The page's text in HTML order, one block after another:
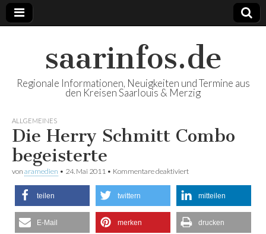
saarinfos.de
Regionale Informationen, Neuigkeiten und Termine aus
den Kreisen Saarlouis & Merzig
ALLGEMEINES
Die Herry Schmitt Combo
begeisterte
von aramedien • 24. Mai 2011 • Kommentare deaktiviert
teilen twittern mitteilen
E-Mail merken drucken